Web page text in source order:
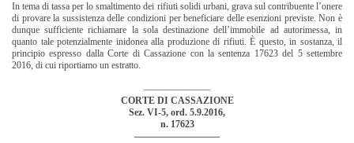
In tema di tassa per lo smaltimento dei rifiuti solidi urbani, grava sul contribuente l’onere
di provare la sussistenza delle condizioni per beneficiare delle esenzioni previste. Non è
dunque sufficiente richiamare la sola destinazione dell’immobile ad autorimessa, in
quanto tale potenzialmente inidonea alla produzione di rifiuti. È questo, in sostanza, il
principio espresso dalla Corte di Cassazione con la sentenza 17623 del 5 settembre
2016, di cui riportiamo un estratto.
———————
CORTE DI CASSAZIONE
Sez. VI-5, ord. 5.9.2016,
n. 17623
—————————